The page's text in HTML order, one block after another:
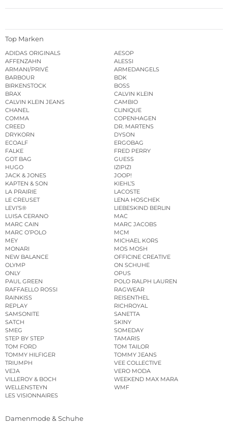
Top Marken
ADIDAS ORIGINALS
AESOP
AFFENZAHN
ALESSI
ARMANI/PRIVÉ
ARMEDANGELS
BARBOUR
BDK
BIRKENSTOCK
BOSS
BRAX
CALVIN KLEIN
CALVIN KLEIN JEANS
CAMBIO
CHANEL
CLINIQUE
COMMA
COPENHAGEN
CREED
DR. MARTENS
DRYKORN
DYSON
ECOALF
ERGOBAG
FALKE
FRED PERRY
GOT BAG
GUESS
HUGO
IZIPIZI
JACK & JONES
JOOP!
KAPTEN & SON
KIEHL’S
LA PRAIRIE
LACOSTE
LE CREUSET
LENA HOSCHEK
LEVI’S®
LIEBESKIND BERLIN
LUISA CERANO
MAC
MARC CAIN
MARC JACOBS
MARC O’POLO
MCM
MEY
MICHAEL KORS
MONARI
MOS MOSH
NEW BALANCE
OFFICINE CREATIVE
OLYMP
ON SCHUHE
ONLY
OPUS
PAUL GREEN
POLO RALPH LAUREN
RAFFAELLO ROSSI
RAGWEAR
RAINKISS
REISENTHEL
REPLAY
RICHROYAL
SAMSONITE
SANETTA
SATCH
SKINY
SMEG
SOMEDAY
STEP BY STEP
TAMARIS
TOM FORD
TOM TAILOR
TOMMY HILFIGER
TOMMY JEANS
TRIUMPH
VEE COLLECTIVE
VEJA
VERO MODA
VILLEROY & BOCH
WEEKEND MAX MARA
WELLENSTEYN
WMF
LES VISIONNAIRES
Damenmode & Schuhe